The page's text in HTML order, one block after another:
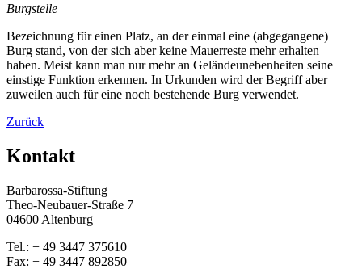
Burgstelle
Bezeichnung für einen Platz, an der einmal eine (abgegangene)
Burg stand, von der sich aber keine Mauerreste mehr erhalten
haben. Meist kann man nur mehr an Geländeunebenheiten seine
einstige Funktion erkennen. In Urkunden wird der Begriff aber
zuweilen auch für eine noch bestehende Burg verwendet.
Zurück
Kontakt
Barbarossa-Stiftung
Theo-Neubauer-Straße 7
04600 Altenburg
Tel.: + 49 3447 375610
Fax: + 49 3447 892850